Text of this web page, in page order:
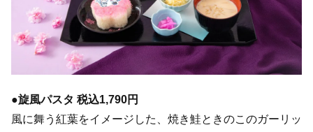
●旋風パスタ 税込1,790円
風に舞う紅葉をイメージした、焼き鮭ときのこのガーリッ